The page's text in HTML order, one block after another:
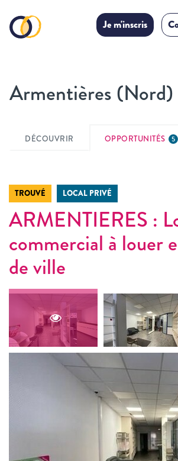
Je m'inscris
Armentières (Nord)
DÉCOUVRIR OPPORTUNITÉS 5
TROUVÉ LOCAL PRIVÉ
ARMENTIERES :
commercial à louer
de ville